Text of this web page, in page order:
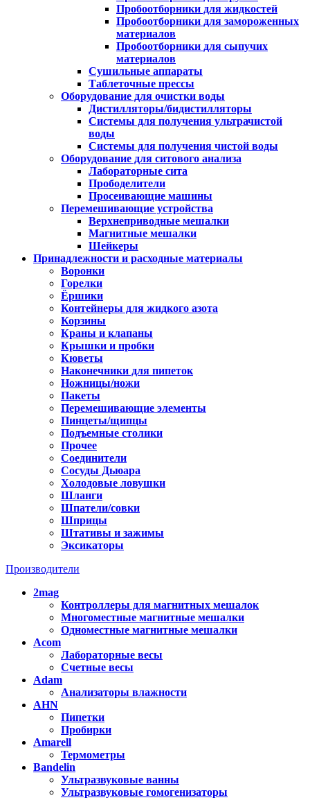
Пробоотборники для жидкостей
Пробоотборники для замороженных
материалов
Пробоотборники для сыпучих
материалов
Сушильные аппараты
Таблеточные прессы
Оборудование для очистки воды
Дистилляторы/бидистилляторы
Системы для получения ультрачистой
воды
Системы для получения чистой воды
Оборудование для ситового анализа
Лабораторные сита
Прободелители
Просеивающие машины
Перемешивающие устройства
Верхнеприводные мешалки
Магнитные мешалки
Шейкеры
Принадлежности и расходные материалы
Воронки
Горелки
Ёршики
Контейнеры для жидкого азота
Корзины
Краны и клапаны
Крышки и пробки
Кюветы
Наконечники для пипеток
Ножницы/ножи
Пакеты
Перемешивающие элементы
Пинцеты/щипцы
Подъемные столики
Прочее
Соединители
Сосуды Дьюара
Холодовые ловушки
Шланги
Шпатели/совки
Шприцы
Штативы и зажимы
Эксикаторы
Производители
2mag
Контроллеры для магнитных мешалок
Многоместные магнитные мешалки
Одноместные магнитные мешалки
Acom
Лабораторные весы
Счетные весы
Adam
Анализаторы влажности
AHN
Пипетки
Пробирки
Amarell
Термометры
Bandelin
Ультразвуковые ванны
Ультразвуковые гомогенизаторы